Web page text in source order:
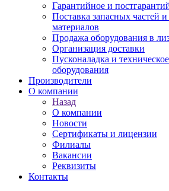
Гарантийное и
Поставка запасных частей
материалов
Продажа оборудования в
Организация доставки
Пусконаладка и
оборудования
Производители
О компании
Назад
О компании
Новости
Сертификаты и лицензии
Филиалы
Вакансии
Реквизиты
Контакты